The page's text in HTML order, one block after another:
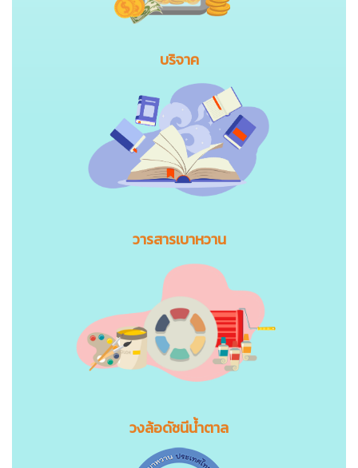
บริจาค
วารสารเบาหวาน
วงล้อดัชนีน้ำตาล